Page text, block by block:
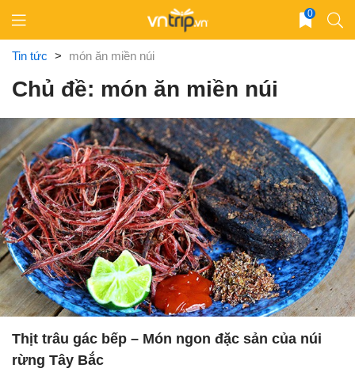
content
0
Tin tức > món ăn miền núi
Chủ đề: món ăn miền núi
Thịt trâu gác bếp – Món ngon đặc sản của núi
rừng Tây Bắc